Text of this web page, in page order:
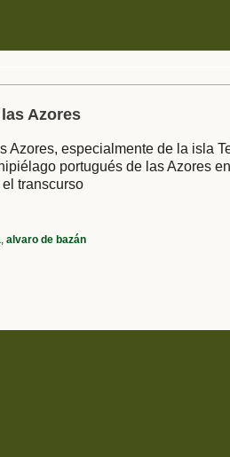
Azores
Azores, especialmente de la isla
portugués de las Azores
transcurso
,alvaro de bazán